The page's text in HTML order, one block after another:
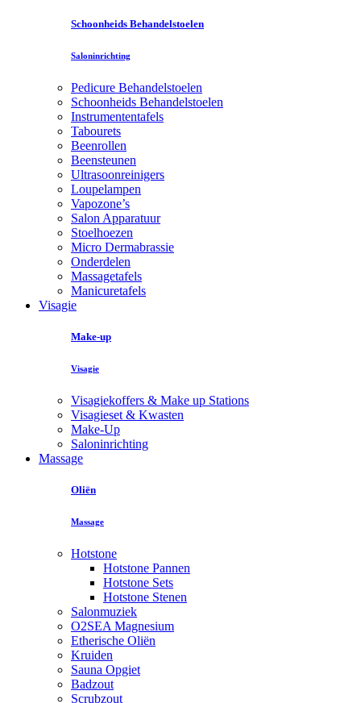
Schoonheids Behandelstoelen
Saloninrichting
Pedicure Behandelstoelen
Schoonheids Behandelstoelen
Instrumententafels
Tabourets
Beenrollen
Beensteunen
Ultrasoonreinigers
Loupelampen
Vapozone’s
Salon Apparatuur
Stoelhoezen
Micro Dermabrassie
Onderdelen
Massagetafels
Manicuretafels
Visagie
Make-up
Visagie
Visagiekoffers & Make up Stations
Visagieset & Kwasten
Make-Up
Saloninrichting
Massage
Oliën
Massage
Hotstone
Hotstone Pannen
Hotstone Sets
Hotstone Stenen
Salonmuziek
O2SEA Magnesium
Etherische Oliën
Kruiden
Sauna Opgiet
Badzout
Scrubzout